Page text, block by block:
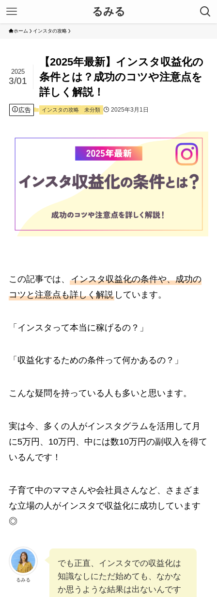
るみる
ホーム インスタの攻略
【2025年最新】インスタ収益化の
条件とは？成功のコツや注意点を
詳しく解説！
2025
3/01
広告 インスタの攻略 未分類 2025年3月1日
この記事では、 インスタ収益化の条件や、成功の
コツと注意点も詳しく解説しています。
「インスタって本当に稼げるの？」
「収益化するための条件って何かあるの？」
こんな疑問を持っている人も多いと思います。
実は今、多くの人がインスタグラムを活用して月
に5万円、10万円、中には数10万円の副収入を得て
いるんです！
子育て中のママさんや会社員さんなど、さまざま
な立場の人がインスタで収益化に成功しています
◎
るみる
でも正直、インスタでの収益化は
知識なしにただ始めても、なかな
か思うような結果は出ないんです